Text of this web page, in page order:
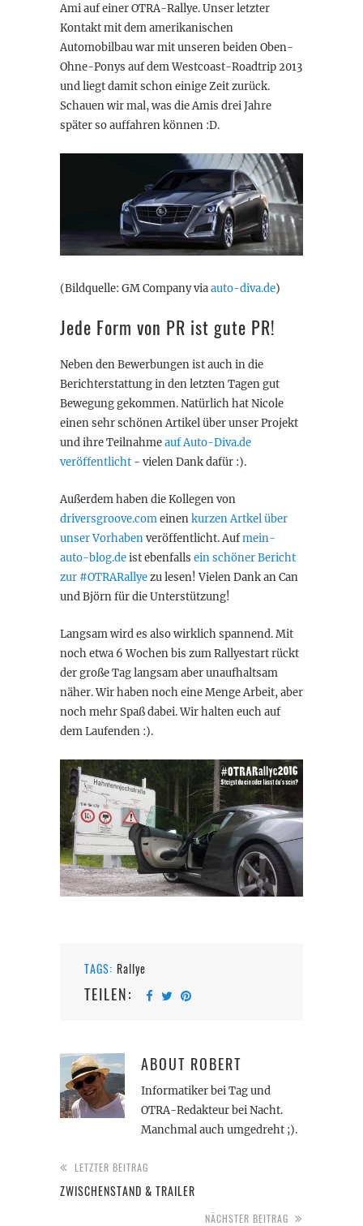
Ami auf einer OTRA-Rallye. Unser letzter
Kontakt mit dem amerikanischen
Automobilbau war mit unseren beiden Oben-
Ohne-Ponys auf dem Westcoast-Roadtrip 2013
und liegt damit schon einige Zeit zurück.
Schauen wir mal, was die Amis drei Jahre
später so auffahren können :D.
(Bildquelle: GM Company viaauto-diva.de)
Jede Form von PR ist gute PR!
Neben den Bewerbungen ist auch in die
Berichterstattung in den letzten Tagen gut
Bewegung gekommen. Natürlich hat Nicole
einen sehr schönen Artikel über unser Projekt
und ihre Teilnahmeauf Auto-Diva.de
veröffentlicht - vielen Dank dafür :).
Außerdem haben die Kollegen von
driversgroove.comeinenkurzen Artkel über
unser Vorhabenveröffentlicht. Aufmein-
auto-blog.deist ebenfalls ein schöner Bericht
zur #OTRARallyezu lesen! Vielen Dank an Can
und Björn für die Unterstützung!
Langsam wird es also wirklich spannend. Mit
noch etwa 6 Wochen bis zum Rallyestart rückt
der große Tag langsam aber unaufhaltsam
näher. Wir haben noch eine Menge Arbeit, aber
noch mehr Spaß dabei. Wir halten euch auf
dem Laufenden :).
TAGS: Rallye
TEILEN:
ABOUT ROBERT
Informatiker bei Tag und
OTRA-Redakteur bei Nacht.
Manchmal auch umgedreht ;).
LETZTER BEITRAG
ZWISCHENSTAND & TRAILER
NÄCHSTER BEITRAG